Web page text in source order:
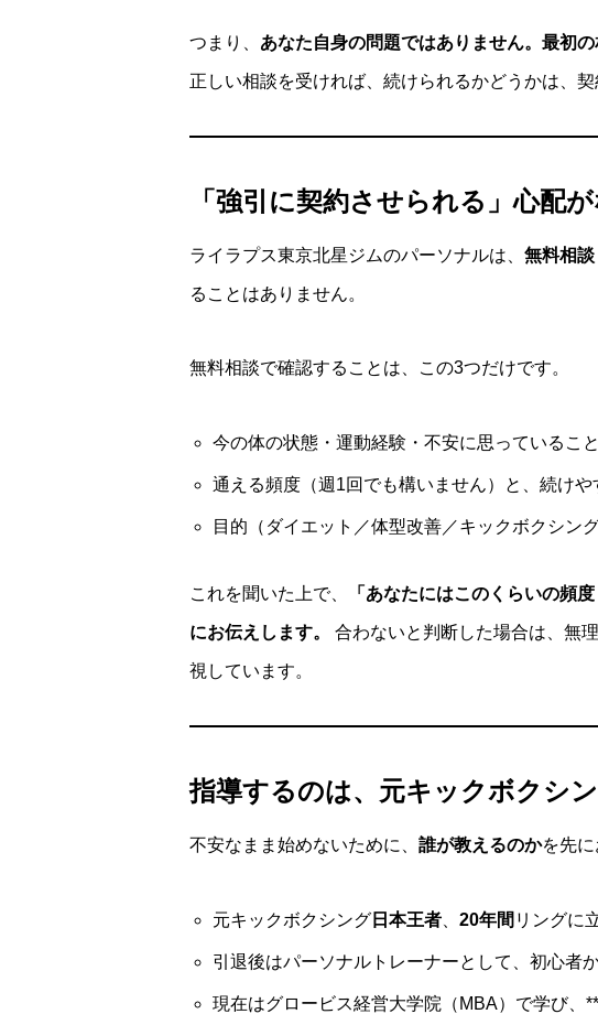
つまり、 あなた自身の問題ではありません。最初
正しい相談を受ければ、続けられるかどうかは、契
「強引に契約させられる」心配
ライラプス東京北星ジムのパーソナルは、 無料相
ることはありません。
無料相談で確認することは、この3つだけです。
今の体の状態・運動経験・不安に思っていること
通える頻度（週1回でも構いません）と、続けや
目的（ダイエット／体型改善／キックボクシン
これを聞いた上で、 「あなたにはこのくらいの頻
にお伝えします。 合わないと判断した場合は、無
視しています。
指導するのは、元キックボクシ
不安なまま始めないために、 誰が教えるのかを先に
元キックボクシング日本王者、 20年間 リングに
引退後はパーソナルトレーナーとして、初心者
現在はグロービス経営大学院（MBA）で学び、